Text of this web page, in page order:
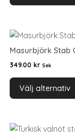
Masurbjörk Stab
349.00 kr Sek
Välj alternativ